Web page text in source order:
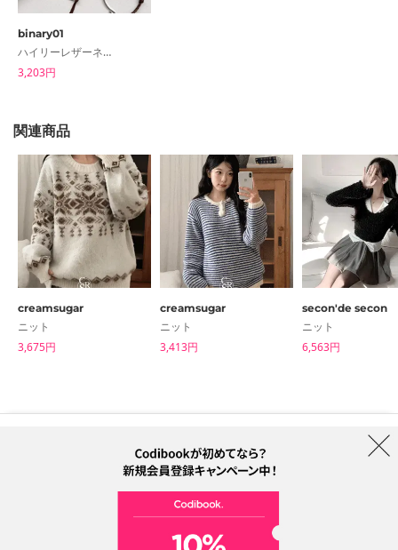
binary01
ハイリーレザーネックレス＆ブレスレット
3,203円
関連商品
creamsugar
ニット
3,675円
creamsugar
ニット
3,413円
secon'de secon
ニット
6,563円
配送について
電話番号：05068838012 (月-金 1PM ~ 5PM)
電子メールアドレス：help@codibook.net
所在地：A-301, 114, Gasan digital 2-ro, Geumcheon-gu, Seoul